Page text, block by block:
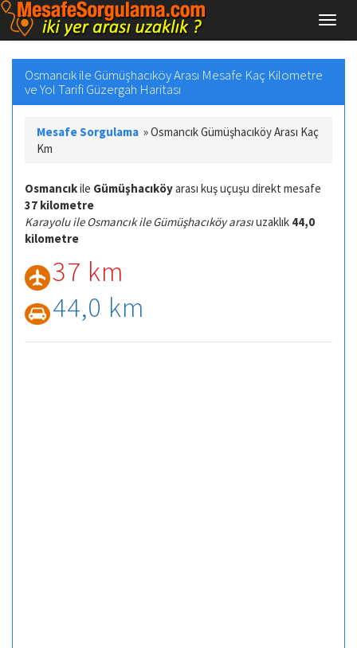
Osmancık ile Gümüşhacıköy Arası Mesafe Kaç Kilometre
ve Yol Tarifi Güzergah Haritası
Mesafe Sorgulama »Osmancık Gümüşhacıköy Arası Kaç
Km
Osmancıkile Gümüşhacıköyarası kuş uçuşu direkt mesafe
37 kilometre
Karayolu ile Osmancık ile Gümüşhacıköy arasıuzaklık 44,0
kilometre
37 km
44,0 km